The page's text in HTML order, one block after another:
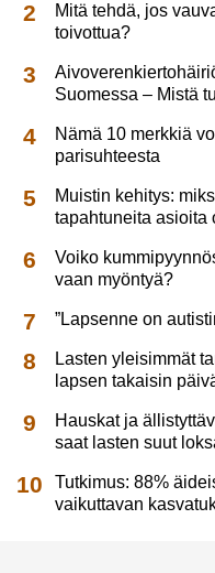
Mitä tehdä, jos
toivottua?
Suomessa – Mistä
Nämä 10 merkkiä
parisuhteesta
Muistin kehitys:
tapahtuneita asioita
Voiko
vaan myöntyä?
”Lapsenne on
Lasten yleisimmät
lapsen takaisin
Hauskat ja
saat lasten suut
Tutkimus: 88%
vaikuttavan